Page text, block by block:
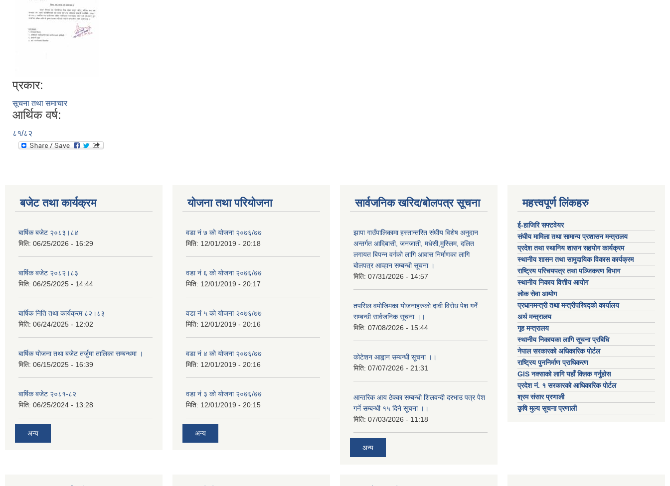
प्रकार:
सूचना तथा समाचार
आर्थिक वर्ष:
८१/८२
बजेट तथा कार्यक्रम
बार्षिक बजेट २०८३।८४
मिति: 06/25/2026 - 16:29
बार्षिक बजेट २०८२।८३
मिति: 06/25/2025 - 14:44
बार्षिक निति तथा कार्यक्रम ८२।८३
मिति: 06/24/2025 - 12:02
बार्षिक योजना तथा बजेट तर्जुमा तालिका सम्बन्धमा ।
मिति: 06/15/2025 - 16:39
बार्षिक बजेट २०८१-८२
मिति: 06/25/2024 - 13:28
अन्य
योजना तथा परियोजना
वडा नं ७ को योजना २०७६/७७
मिति: 12/01/2019 - 20:18
वडा नं ६ को योजना २०७६/७७
मिति: 12/01/2019 - 20:17
वडा नं ५ को योजना २०७६/७७
मिति: 12/01/2019 - 20:16
वडा नं ४ को योजना २०७६/७७
मिति: 12/01/2019 - 20:16
वडा नं ३ को योजना २०७६/७७
मिति: 12/01/2019 - 20:15
अन्य
सार्वजनिक खरिद/बोलपत्र सूचना
झापा गाउँपालिकामा हस्तान्तरित संघीय विशेष अनुदान
अन्तर्गत आदिबासी, जनजाती, मधेसी,मुस्लिम, दलित
लगायत बिपन्न वर्गको लागि आवास निर्माणका लागि
बोलपत्र आव्हान सम्बन्धी सूचना ।
मिति: 07/31/2026 - 14:57
तपसिल वमोजिमका योजनाहरुको दावी विरोध पेश गर्ने
सम्बन्धी सार्वजनिक सूचना ।।
मिति: 07/08/2026 - 15:44
कोटेशन आह्वान सम्बन्धी सूचना ।।
मिति: 07/07/2026 - 21:31
आन्तरिक आय ठेक्का सम्बन्धी शिलवन्दी दरभाउ पत्र पेश
गर्ने सम्बन्धी १५ दिने सूचना ।।
मिति: 07/03/2026 - 11:18
अन्य
महत्त्वपूर्ण लिंकहरु
ई-हाजिरि सफ्टवेयर
संघीय मामिला तथा सामान्य प्रशासन मन्त्रालय
प्रदेश तथा स्थानिय शासन सहयोग कार्यक्रम
स्थानीय शासन तथा सामुदायिक विकास कार्यक्रम
राष्ट्रिय परिचयपत्र तथा पञ्जिकरण विभाग
स्थानीय निकाय वित्तीय आयोग
लोक सेवा आयोग
प्रधानमन्त्री तथा मन्त्रीपरिषद्को कार्यालय
अर्थ मन्त्रालय
गृह मन्त्रालय
स्थानीय निकायका लागि सूचना प्रबिधि
नेपाल सरकारको अधिकारिक पोर्टल
राष्ट्रिय पुननिर्माण प्राधिकरण
GIS नक्साको लागि यहाँ क्लिक गर्नुहोस
प्रदेश नं. १ सरकारको आधिकारिक पोर्टल
श्रम संसार प्रणाली
कृषि मुल्य सूचना प्रणाली